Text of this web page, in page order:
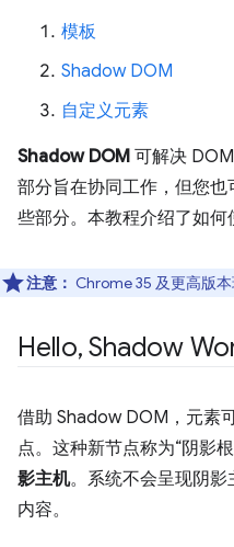
模板
Shadow DOM
自定义元素
Shadow DOM 可解决
部分旨在协同工作，但您
些部分。本教程介绍了如何
注意： Chrome 35 及更高版
Hello, Shadow
借助 Shadow DOM，元素
点。这种新节点称为“阴影根
影主机。系统不会呈现阴
内容。